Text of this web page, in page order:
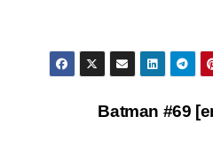
Batman #69